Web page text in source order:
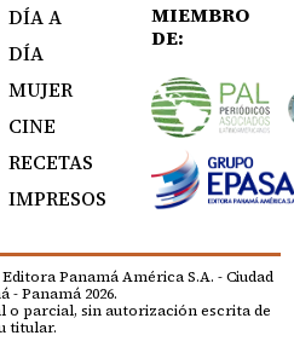
DÍA A
DÍA
MUJER
CINE
RECETAS
IMPRESOS
MIEMBRO
DE:
Panamá América S.A. - Ciudad
- Panamá 2026.
parcial, sin autorización escrita de
titular.